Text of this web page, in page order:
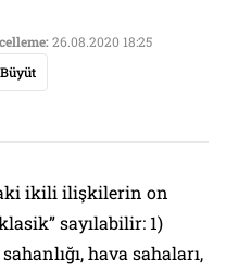
26.08.2020 18:25
ikili ilişkilerin on
sayılabilir: 1)
hava sahaları,